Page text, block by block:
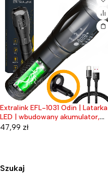
Extralink EFL-1031 Odin | Latarka
LED | wbudowany akumulator,
10W, 400lm
47,99 zł
Szukaj